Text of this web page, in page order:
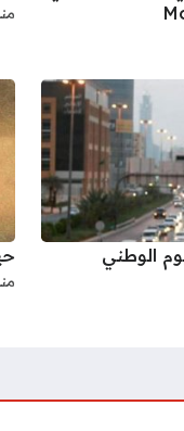
منذ 3
الوطني
منذ 3